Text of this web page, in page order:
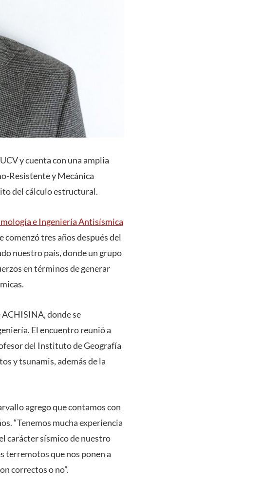
y cuenta con una amplia
Resistente y Mecánica
del cálculo estructural.
e Ingeniería Antisísmica
comenzó tres años después del
nuestro país, donde un grupo
en términos de generar
donde se
El encuentro reunió a
del Instituto de Geografía
y tsunamis, además de la
agrego que contamos con
“Tenemos mucha experiencia
carácter sísmico de nuestro
terremotos que nos ponen a
correctos o no”.